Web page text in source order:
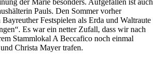
Pauls. Den Sommer vorher
Festspielen als Erda und Waltraute
Es war ein netter Zufall, dass wir nach
Stammlokal A Beccafico noch einmal
Christa Mayer trafen.